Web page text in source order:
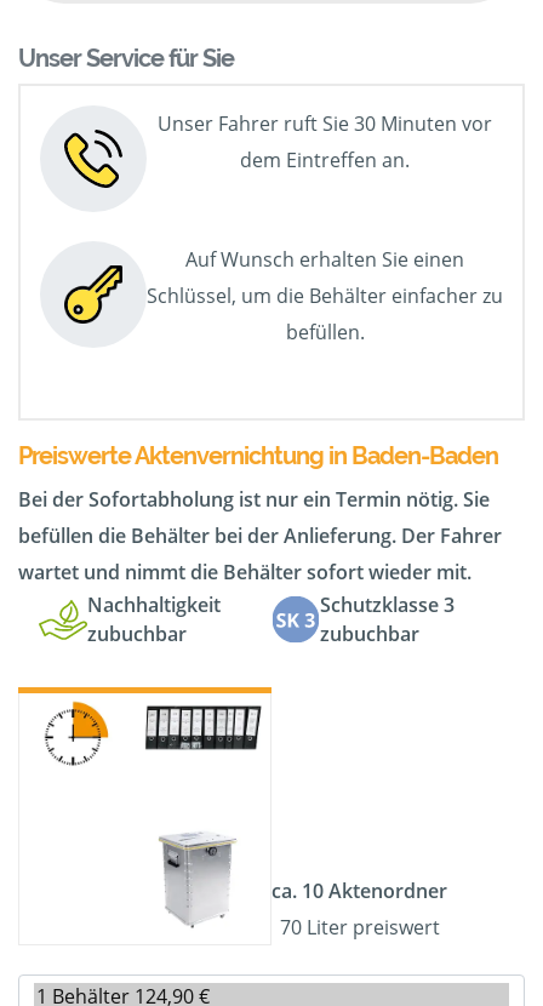
Unser Service für Sie
Unser Fahrer ruft Sie 30 Minuten vor
dem Eintreffen an.
Auf Wunsch erhalten Sie einen
Schlüssel, um die Behälter einfacher zu
befüllen.
Preiswerte Aktenvernichtung in Baden-Baden
Bei der Sofortabholung ist nur ein Termin nötig. Sie
befüllen die Behälter bei der Anlieferung. Der Fahrer
wartet und nimmt die Behälter sofort wieder mit.
Nachhaltigkeit
zubuchbar
Schutzklasse 3
zubuchbar
ca. 10 Aktenordner
70 Liter preiswert